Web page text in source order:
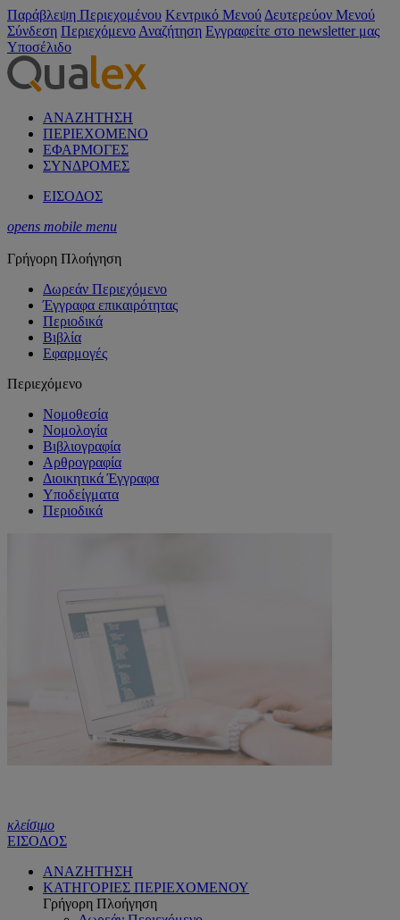
Παράβλεψη Περιεχομένου Κεντρικό Μενού Δευτερεύον Μενού
Σύνδεση Περιεχόμενο Αναζήτηση Εγγραφείτε στο newsletter μας
Υποσέλιδο
ΑΝΑΖΗΤΗΣΗ
ΠΕΡΙΕΧΟΜΕΝΟ
ΕΦΑΡΜΟΓΕΣ
ΣΥΝΔΡΟΜΕΣ
ΕΙΣΟΔΟΣ
opens mobile menu
Γρήγορη Πλοήγηση
Δωρεάν Περιεχόμενο
Έγγραφα επικαιρότητας
Περιοδικά
Βιβλία
Εφαρμογές
Περιεχόμενο
Νομοθεσία
Νομολογία
Βιβλιογραφία
Αρθρογραφία
Διοικητικά Έγγραφα
Υποδείγματα
Περιοδικά
κλείσιμο
ΕΙΣΟΔΟΣ
ΑΝΑΖΗΤΗΣΗ
ΚΑΤΗΓΟΡΙΕΣ ΠΕΡΙΕΧΟΜΕΝΟΥ
Γρήγορη Πλοήγηση